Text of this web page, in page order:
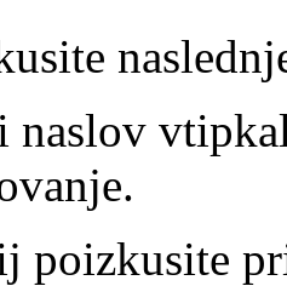
naslov
poizkusite